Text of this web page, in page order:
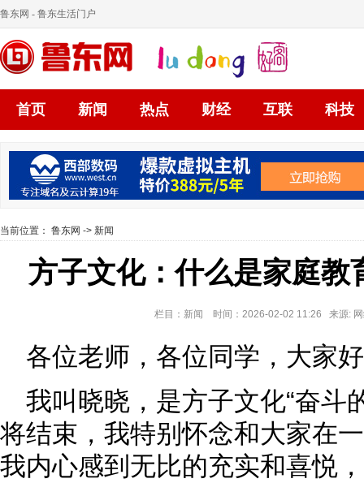
鲁东网 - 鲁东生活门户
首页 新闻 热点 财经 互联 科技
当前位置： 鲁东网 -> 新闻
方子文化：什么是家庭教
栏目：新闻 时间：2026-02-02 11:26 来源:
各位老师，各位同学，大家
我叫晓晓，是方子文化“奋斗
将结束，我特别怀念和大家在
我内心感到无比的充实和喜悦